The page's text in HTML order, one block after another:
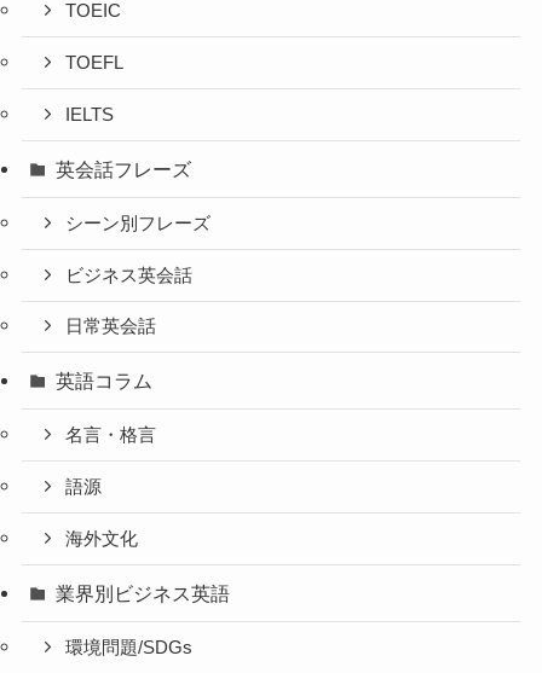
TOEIC
TOEFL
IELTS
英会話フレーズ
シーン別フレーズ
ビジネス英会話
日常英会話
英語コラム
名言・格言
語源
海外文化
業界別ビジネス英語
環境問題/SDGs